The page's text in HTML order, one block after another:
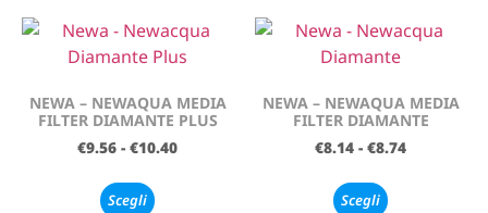
NEWA – NEWAQUA MEDIA
FILTER DIAMANTE PLUS
€9.56 - €10.40
Scegli
NEWA – NEWAQUA MEDIA
FILTER DIAMANTE
€8.14 - €8.74
Scegli